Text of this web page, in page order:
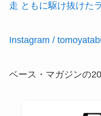
走 ともに駆け抜けた
Instagram /
ベース・マガジンの